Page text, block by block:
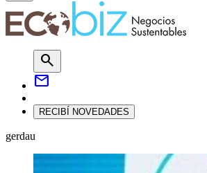
search
mail
RECIBÍ NOVEDADES
gerdau